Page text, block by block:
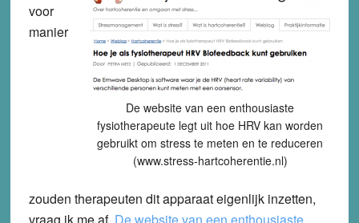
De website van een enthousiaste
fysiotherapeute legt uit hoe HRV kan worden
gebruikt om stress te meten en te reduceren
(www.stress-hartcoherentie.nl)
voor
manier
zouden therapeuten dit apparaat eigenlijk inzetten,
vraag ik me af. De website van een enthousiaste